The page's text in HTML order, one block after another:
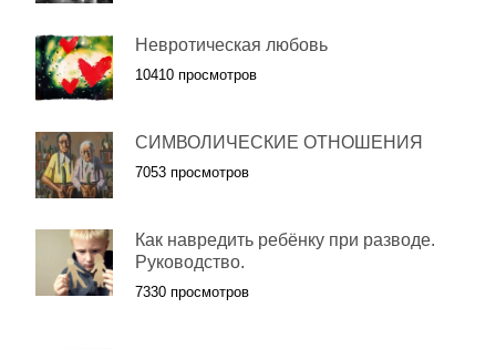
Невротическая любовь
10410 просмотров
СИМВОЛИЧЕСКИЕ ОТНОШЕНИЯ
7053 просмотров
Как навредить ребёнку при разводе.
Руководство.
7330 просмотров